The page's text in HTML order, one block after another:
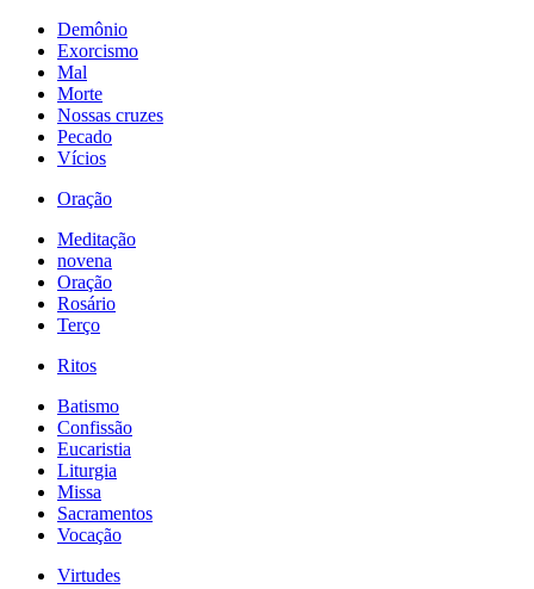
Demônio
Exorcismo
Mal
Morte
Nossas cruzes
Pecado
Vícios
Oração
Meditação
novena
Oração
Rosário
Terço
Ritos
Batismo
Confissão
Eucaristia
Liturgia
Missa
Sacramentos
Vocação
Virtudes